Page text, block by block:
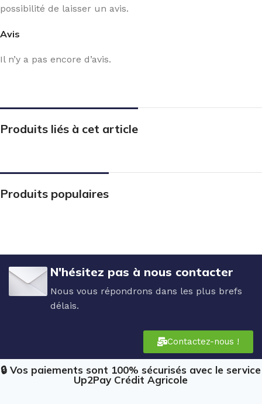
Avis
Il n’y a pas encore d’avis.
possibilité de laisser un avis.
Produits liés à cet article
Produits populaires
N'hésitez pas à nous contacter
Nous vous répondrons dans les plus brefs
délais.
Contactez-nous !
🔒 Vos paiements sont 100% sécurisés avec le service
Up2Pay Crédit Agricole